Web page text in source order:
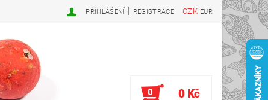
CZK EUR
PŘIHLÁŠENÍ | REGISTRACE
0 0 Kč